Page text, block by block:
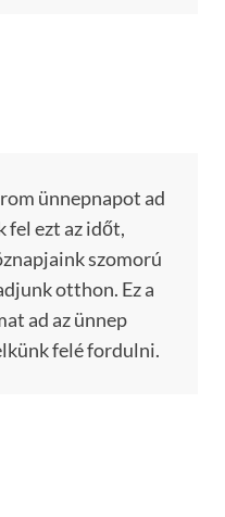
ünnepnapot ad
fel ezt az időt,
szomorú
otthon. Ez a
ad az ünnep
felé fordulni.